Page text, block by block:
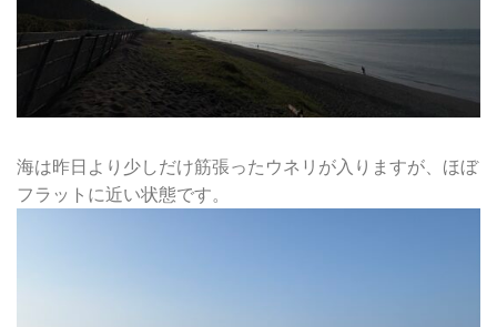
海は昨日より少しだけ筋張ったウネリが入りますが、ほぼ
フラットに近い状態です。